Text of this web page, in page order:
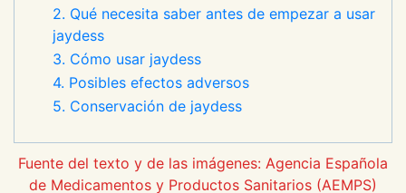
2. Qué necesita saber antes de empezar a usar
jaydess
3. Cómo usar jaydess
4. Posibles efectos adversos
5. Conservación de jaydess
Fuente del texto y de las imágenes: Agencia Española
de Medicamentos y Productos Sanitarios (AEMPS)